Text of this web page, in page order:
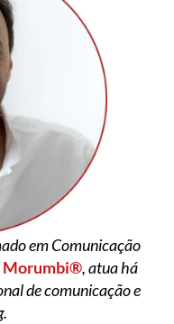
em Comunicação
Morumbi®, atua há
de comunicação e